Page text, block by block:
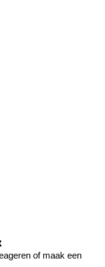
of maak een